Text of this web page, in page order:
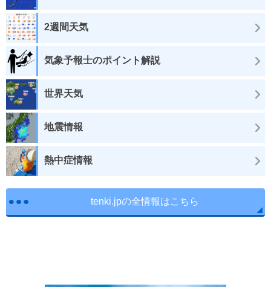
2週間天気
気象予報士のポイント解説
世界天気
地震情報
熱中症情報
tenki.jpの全情報はこちら